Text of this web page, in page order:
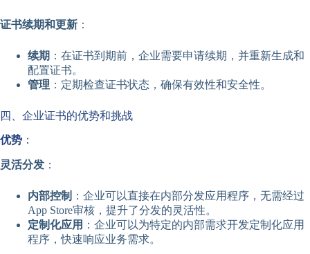
证书续期和更新 ：
续期 ：在证书到期前，企业需要申请续期，并重新生成和
配置证书。
管理 ：定期检查证书状态，确保有效性和安全性。
四、企业证书的优势和挑战
优势 ：
灵活分发 ：
内部控制 ：企业可以直接在内部分发应用程序，无需经过
App Store审核，提升了分发的灵活性。
定制化应用 ：企业可以为特定的内部需求开发定制化应用
程序，快速响应业务需求。